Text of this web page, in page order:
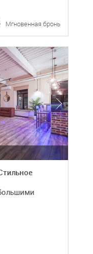
Мгновенная бронь